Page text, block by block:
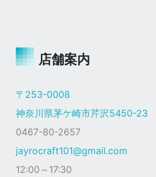
店舗案内
〒253-0008
神奈川県茅ケ崎市芹沢5450-23
0467-80-2657
jayrocraft101@gmail.com
12:00～17:30